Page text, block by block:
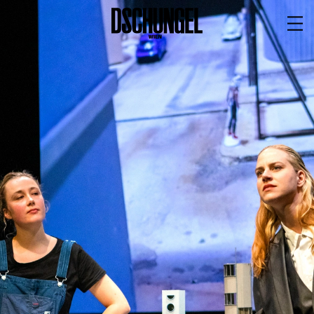
BARRIEREFREI
PROGRAMM
Spielplan
Vorstellungen
Festivals
Wild & Schön Festival
Gastspiele
Extras
Available for Touring
Archiv
MITSPIELEN